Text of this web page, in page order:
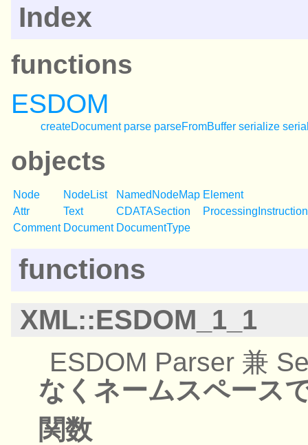
Index
functions
ESDOM
createDocument parse parseFromBuffer serialize
objects
Node NodeList NamedNodeMap Element
Attr
Text CDATASection
ProcessingInstruction
Comment Document DocumentType
functions
XML::ESDOM_1_1
ESDOM Parser 兼
なくネームスペース
関数